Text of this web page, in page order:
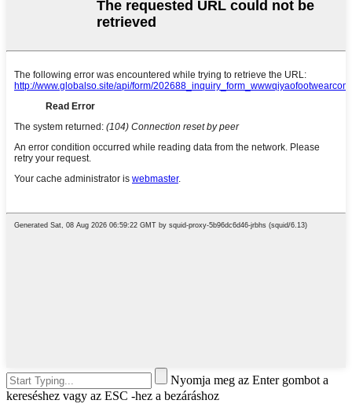
Nyomja meg az Enter gombot a
kereséshez vagy az ESC -hez a bezáráshoz